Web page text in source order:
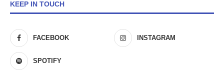
KEEP IN TOUCH
FACEBOOK INSTAGRAM
SPOTIFY